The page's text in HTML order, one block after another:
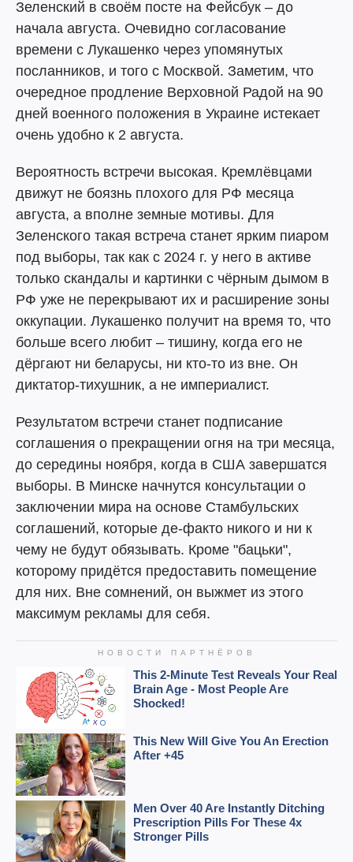
Зеленский в своём посте на Фейсбук – до
начала августа. Очевидно согласование
времени с Лукашенко через упомянутых
посланников, и того с Москвой. Заметим, что
очередное продление Верховной Радой на 90
дней военного положения в Украине истекает
очень удобно к 2 августа.
Вероятность встречи высокая. Кремлёвцами
движут не боязнь плохого для РФ месяца
августа, а вполне земные мотивы. Для
Зеленского такая встреча станет ярким пиаром
под выборы, так как с 2024 г. у него в активе
только скандалы и картинки с чёрным дымом в
РФ уже не перекрывают их и расширение зоны
оккупации. Лукашенко получит на время то, что
больше всего любит – тишину, когда его не
дёргают ни беларусы, ни кто-то из вне. Он
диктатор-тихушник, а не империалист.
Результатом встречи станет подписание
соглашения о прекращении огня на три месяца,
до середины ноября, когда в США завершатся
выборы. В Минске начнутся консультации о
заключении мира на основе Стамбульских
соглашений, которые де-факто никого и ни к
чему не будут обязывать. Кроме "бацьки",
которому придётся предоставить помещение
для них. Вне сомнений, он выжмет из этого
максимум рекламы для себя.